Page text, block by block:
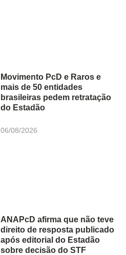
Movimento PcD e Raros e
mais de 50 entidades
brasileiras pedem retratação
do Estadão
06/08/2026
ANAPcD afirma que não teve
direito de resposta publicado
após editorial do Estadão
sobre decisão do STF